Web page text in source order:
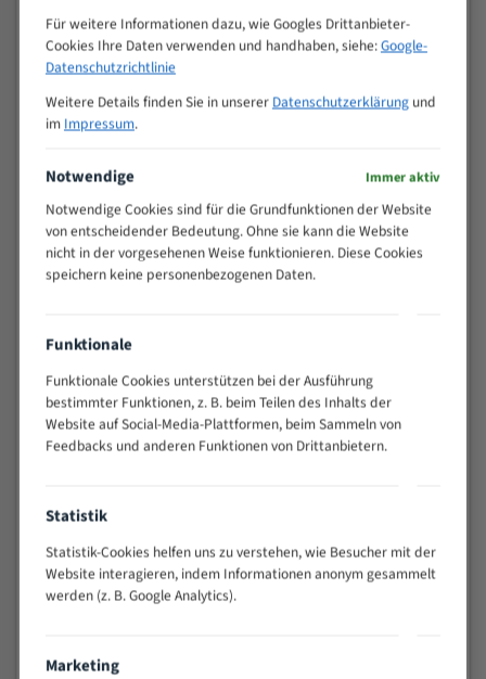
Zoll (ZpZ))
>
25
10/14
15 - 40
8/12
25 - 50
50 - 120
80 - 180
3/4
130 -
350
2/3
150 -
600
> 500
0,75/1,25
Vorteile:
Vielseitiges Bandsägeblatt für verschiedenste
Widerstandsfähig gegen Zahnbruch auch bei
schwierigen Werkstücken (Materialmischung,
wechselnde Verbindungslängen)
Sehr geringe Vibration
Technische Beschreibung:
Für weitere Informationen dazu, wie Googles Drittanbieter-
Cookies Ihre Daten verwenden und handhaben, siehe:Google-
Datenschutzrichtlinie
Weitere Details finden Sie in unserer Datenschutzerklärungund
im Impressum.
Notwendige Immer aktiv
Notwendige Cookies sind für die Grundfunktionen der Website
von entscheidender Bedeutung. Ohne sie kann die Website
nicht in der vorgesehenen Weise funktionieren. Diese Cookies
speichern keine personenbezogenen Daten.
Funktionale
Funktionale Cookies unterstützen bei der Ausführung
bestimmter Funktionen, z. B. beim Teilen des Inhalts der
Website auf Social-Media-Plattformen, beim Sammeln von
Feedbacks und anderen Funktionen von Drittanbietern.
Statistik
Statistik-Cookies helfen uns zu verstehen, wie Besucher mit der
Website interagieren, indem Informationen anonym gesammelt
werden (z. B. Google Analytics).
Marketing